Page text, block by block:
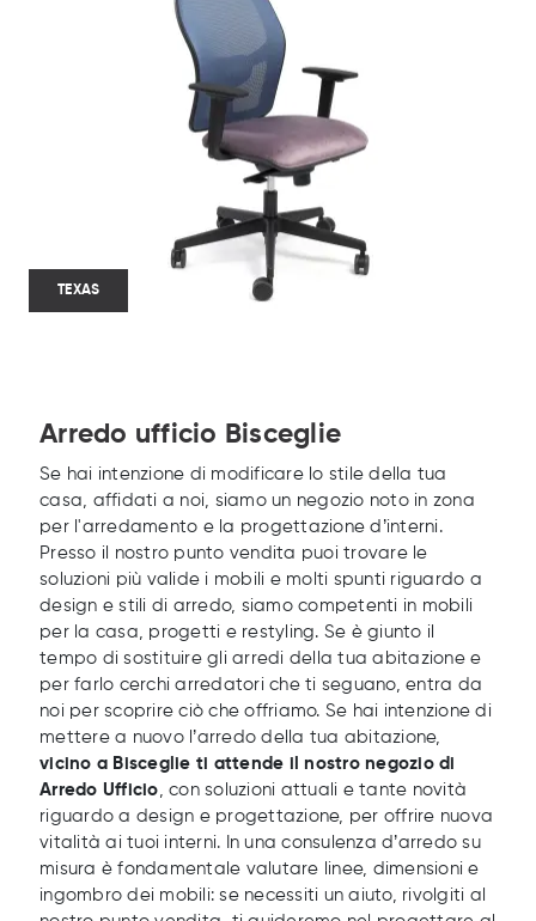
TEXAS
Arredo ufficio Bisceglie
Se hai intenzione di modificare lo stile della tua
casa, affidati a noi, siamo un negozio noto in zona
per l'arredamento e la progettazione d’interni.
Presso il nostro punto vendita puoi trovare le
soluzioni più valide i mobili e molti spunti riguardo a
design e stili di arredo, siamo competenti in mobili
per la casa, progetti e restyling. Se è giunto il
tempo di sostituire gli arredi della tua abitazione e
per farlo cerchi arredatori che ti seguano, entra da
noi per scoprire ciò che offriamo. Se hai intenzione di
mettere a nuovo l’arredo della tua abitazione,
vicino a Bisceglie ti attende il nostro negozio di
Arredo Ufficio, con soluzioni attuali e tante novità
riguardo a design e progettazione, per offrire nuova
vitalità ai tuoi interni. In una consulenza d’arredo su
misura è fondamentale valutare linee, dimensioni e
ingombro dei mobili: se necessiti un aiuto, rivolgiti al